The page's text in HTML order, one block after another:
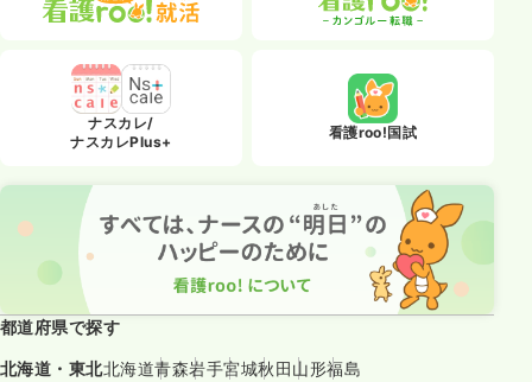
ナスカレ/
ナスカレPlus+
看護roo!国試
都道府県で探す
北海道・東北北海道青森岩手宮城秋田山形福島